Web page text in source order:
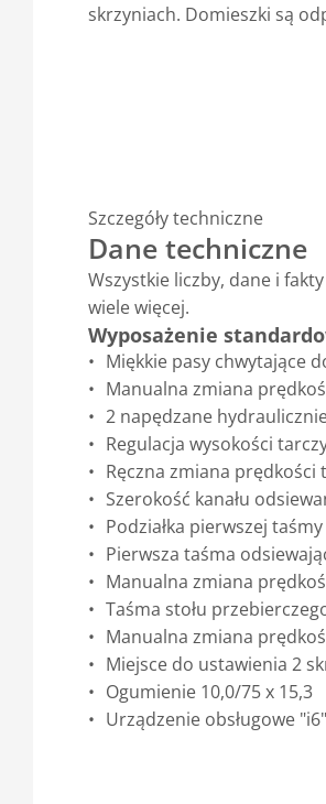
skrzyniach. Domieszki są
Szczegóły techniczne
Dane techniczne
Wszystkie liczby, dane i
wiele więcej.
Wyposażenie
Miękkie pasy chwytające
Manualna zmiana
2 napędzane
Regulacja wysokości
Ręczna zmiana
Szerokość kanału
Podziałka pierwszej
Pierwsza taśma
Manualna zmiana
Taśma stołu
Manualna zmiana
Miejsce do ustawienia 2
Ogumienie 10,0/75 x 15,3
Urządzenie obsługowe